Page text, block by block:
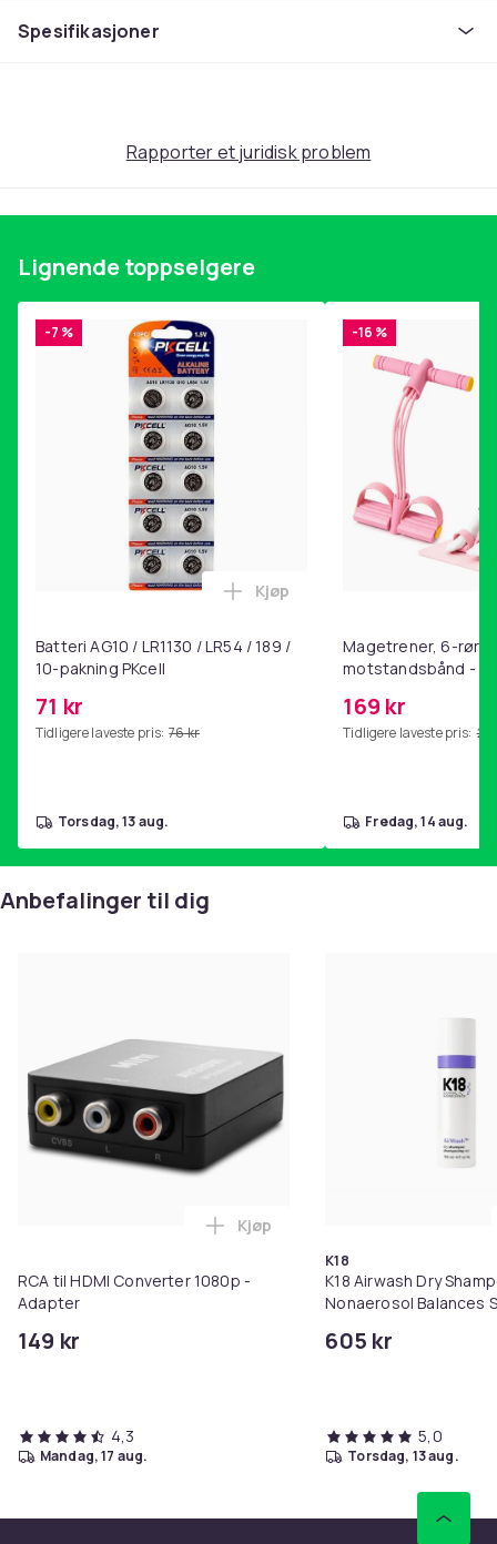
Spesifikasjoner
Rapporter et juridisk problem
Lignende toppselgere
-7 %
Batteri AG10 / LR1130 / LR54 / 189 /
10-pakning PKcell
71 kr
Tidligere laveste pris: 76 kr
Legg Batteri AG10 / LR1130 /
Kjøp
torsdag, 13 aug.
-16 %
Magetrener, 6-rørs
motstandsbånd -
hjemmegymnastikk
169 kr
Tidligere laveste pris:
fredag, 14 aug.
Anbefalinger til dig
RCA til HDMI Converter 1080p -
Adapter
149 kr
Legg RCA til HDMI Converter
Kjøp
4,3
mandag, 17 aug.
K18
K18 Airwash Dry
Nonaerosol Balances
605 kr
5,0
torsdag, 13 aug.